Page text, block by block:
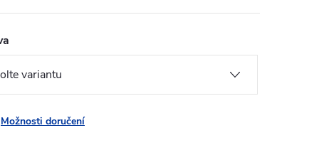
Možnosti doručení